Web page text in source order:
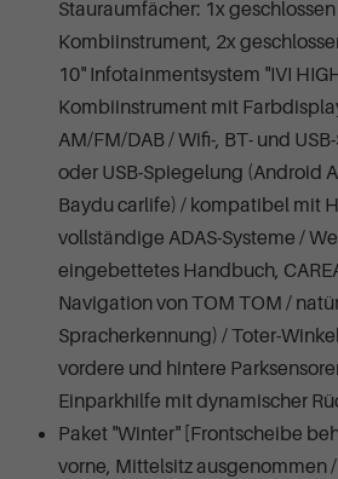
Stauraumfächer: 1x
Kombiinstrument, 2x
10" Infotainmentsystem "IVI
Kombiinstrument mit
AM/FM/DAB / Wifi-, BT- und
oder USB-Spiegelung (Android
Baydu carlife) / kompatibel mit
vollständige ADAS-Systeme /
eingebettetes Handbuch,
Navigation von TOM TOM /
Spracherkennung) / Toter-
vordere und hintere
Einparkhilfe mit dynamischer
Paket "Winter" [Frontscheibe
vorne, Mittelsitz ausgenommen